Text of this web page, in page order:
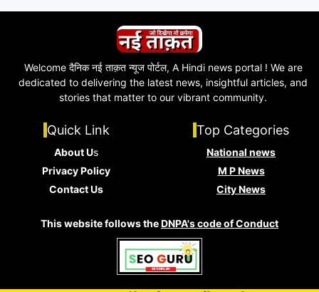
Welcome दैनिक नई ताक़त न्यूज पोर्टल, A Hindi news portal ! We are
dedicated to delivering the latest news, insightful articles, and
stories that matter to our vibrant community.
Quick Link
About Us
Privacy Policy
Contact Us
Top Categories
National news
M P News
City News
This website follows theDNPA's code of Conduct